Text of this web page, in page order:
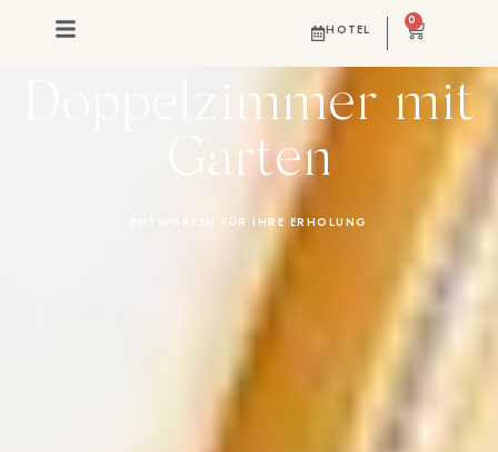
HOTEL
0
Classic
Doppelzimmer mit
Garten
ENTWORFEN FÜR IHRE ERHOLUNG